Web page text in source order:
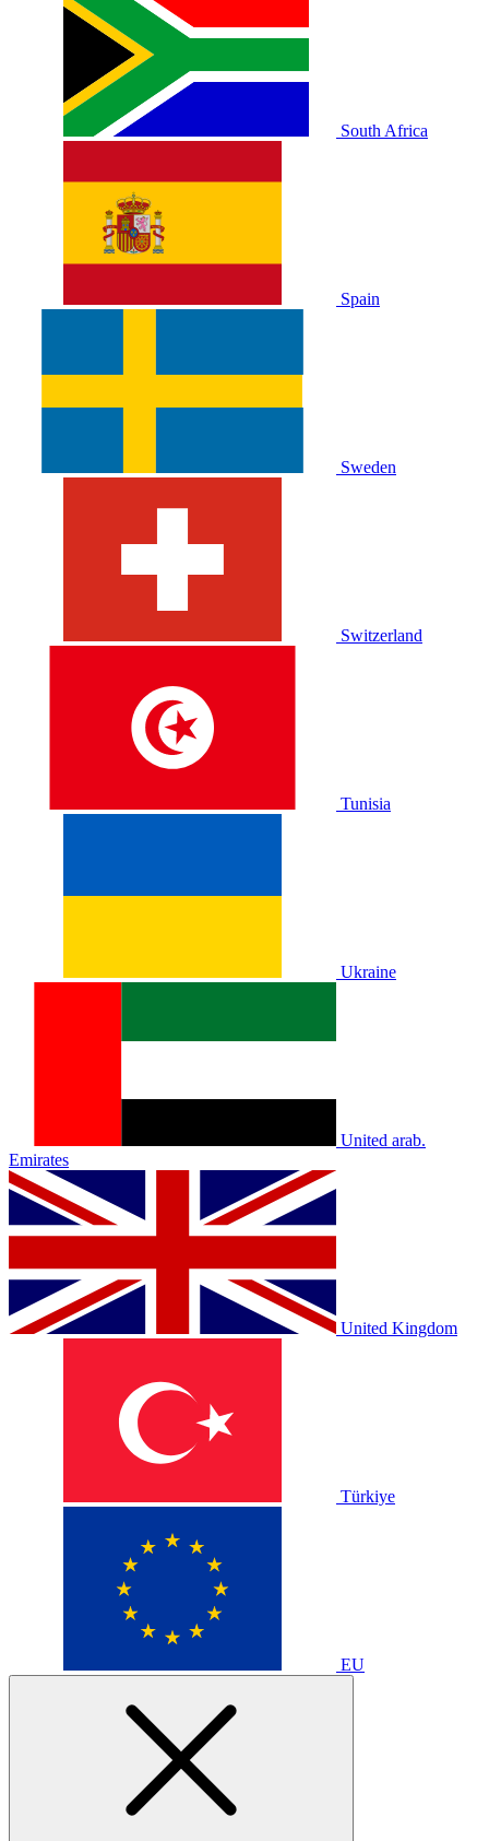
South Africa
Spain
Sweden
Switzerland
Tunisia
Ukraine
United arab.
Emirates
United Kingdom
Türkiye
EU